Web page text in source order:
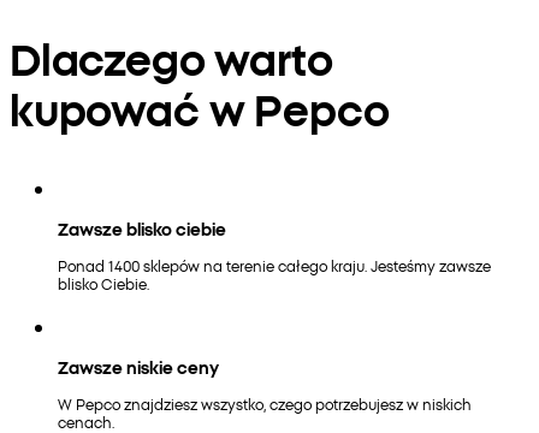
Dlaczego warto
kupować w Pepco
Zawsze blisko ciebie
Ponad 1400 sklepów na terenie całego kraju. Jesteśmy zawsze
blisko Ciebie.
Zawsze niskie ceny
W Pepco znajdziesz wszystko, czego potrzebujesz w niskich
cenach.